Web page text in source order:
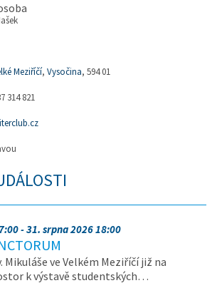
Meziříčí,Vysočina, 594 01
314 821
- 31. srpna 2026 18:00
Mikuláše ve Velkém Meziříčí již na
k výstavě studentských…